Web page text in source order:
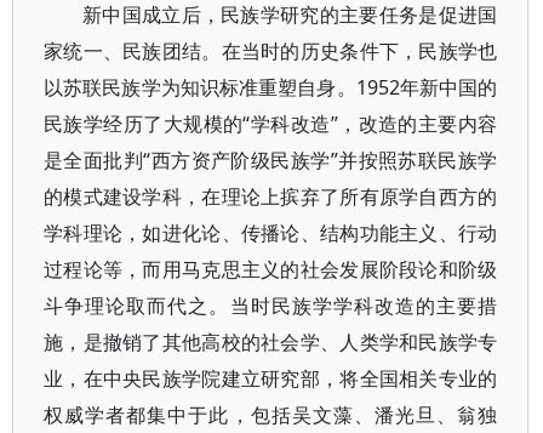
新中国成立后，民族学研究的主要任务是促进国
家统一、民族团结。在当时的历史条件下，民族学也
以苏联民族学为知识标准重塑自身。1952年新中国的
民族学经历了大规模的“学科改造”，改造的主要内容
是全面批判“西方资产阶级民族学”并按照苏联民族学
的模式建设学科，在理论上摈弃了所有原学自西方的
学科理论，如进化论、传播论、结构功能主义、行动
过程论等，而用马克思主义的社会发展阶段论和阶级
斗争理论取而代之。当时民族学学科改造的主要措
施，是撤销了其他高校的社会学、人类学和民族学专
业，在中央民族学院建立研究部，将全国相关专业的
权威学者都集中于此，包括吴文藻、潘光旦、翁独